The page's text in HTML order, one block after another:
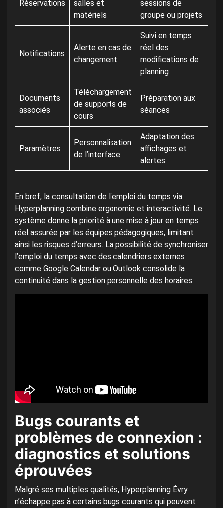
Réservations
salles et
matériels
sessions de
groupe ou projets
Notifications
Alerte en cas de
changement
Suivi en temps
réel des
modifications de
planning
Documents
associés
Téléchargement
de supports de
cours
Préparation aux
séances
Paramètres
Personnalisation
de l’interface
Adaptation des
affichages et
alertes
En bref, la consultation de l’emploi du temps via
Hyperplanning combine ergonomie et interactivité. Le
système donne la priorité à une mise à jour en temps
réel assurée par les équipes pédagogiques, limitant
ainsi les risques d’erreurs. La possibilité de synchroniser
l’emploi du temps avec des calendriers externes
comme Google Calendar ou Outlook consolide la
continuité dans la gestion personnelle des horaires.
Bugs courants et
problèmes de connexion :
diagnostics et solutions
éprouvées
Malgré ses multiples qualités, Hyperplanning Évry
n’échappe pas à certains bugs courants qui peuvent